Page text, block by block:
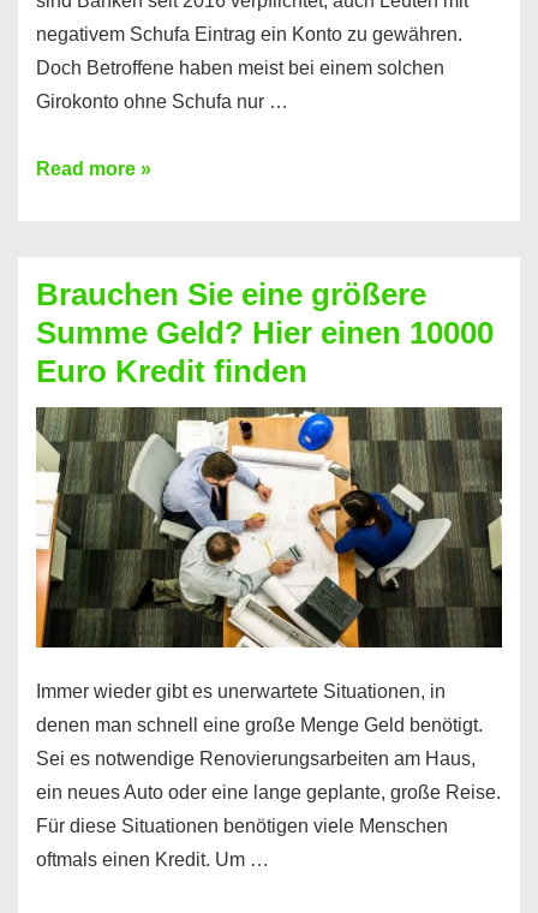
negativem Schufa Eintrag ein Konto zu gewähren.
Doch Betroffene haben meist bei einem solchen
Girokonto ohne Schufa nur …
Günstiges
Geht
das
überhaupt?
Na
klar!
Read more »
Brauchen Sie eine größere
Summe Geld? Hier einen 10000
Euro Kredit finden
Immer wieder gibt es unerwartete Situationen, in
denen man schnell eine große Menge Geld benötigt.
Sei es notwendige Renovierungsarbeiten am Haus,
ein neues Auto oder eine lange geplante, große Reise.
Für diese Situationen benötigen viele Menschen
oftmals einen Kredit. Um …